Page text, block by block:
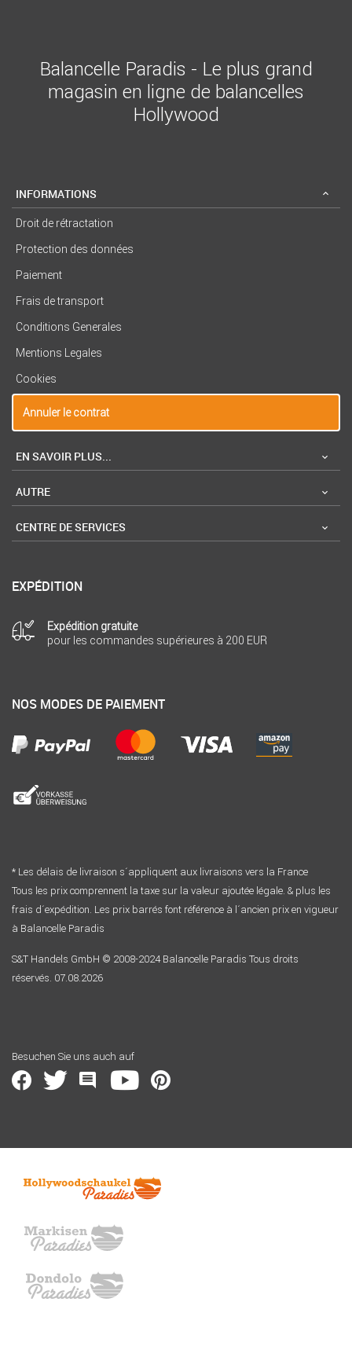
Balancelle Paradis - Le plus grand
magasin en ligne de balancelles
Hollywood
INFORMATIONS
Droit de rétractation
Protection des données
Paiement
Frais de transport
Conditions Generales
Mentions Legales
Cookies
Annuler le contrat
EN SAVOIR PLUS...
AUTRE
CENTRE DE SERVICES
EXPÉDITION
Expédition gratuite
pour les commandes supérieures à 200 EUR
NOS MODES DE PAIEMENT
* Les délais de livraison s´appliquent aux livraisons vers la France
Tous les prix comprennent la taxe sur la valeur ajoutée légale. & plus les
frais d´expédition. Les prix barrés font référence à l´ancien prix en vigueur
à Balancelle Paradis
S&T Handels GmbH © 2008-2024 Balancelle Paradis Tous droits
réservés. 07.08.2026
Besuchen Sie uns auch auf